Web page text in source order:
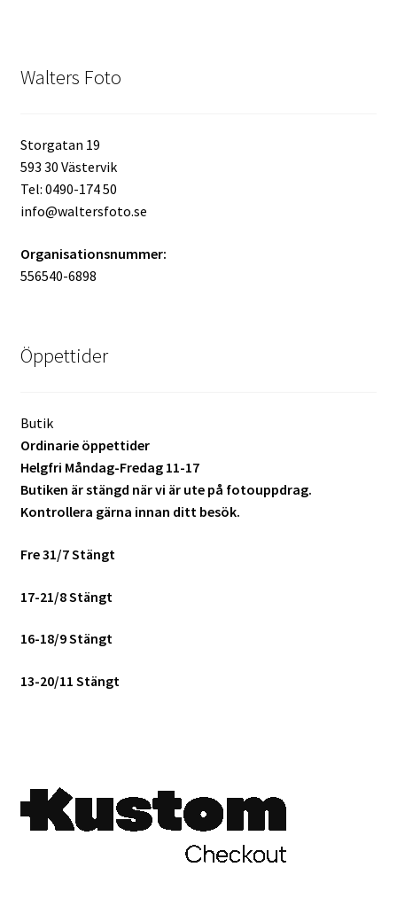
Skyltmaterial / Gatupratare
ID/ Körkort / Visumfoto
Skolfoto / Idrottsförening
Kontakt
Köpvillkor
Walters Bloggen
Walters Foto
Storgatan 19
593 30 Västervik
Tel: 0490-174 50
info@waltersfoto.se
Organisationsnummer:
556540-6898
Öppettider
Butik
Ordinarie öppettider
Helgfri Måndag-Fredag 11-17
Butiken är stängd när vi är ute på fotouppdrag.
Kontrollera gärna innan ditt besök.
Fre 31/7 Stängt
17-21/8 Stängt
16-18/9 Stängt
13-20/11 Stängt